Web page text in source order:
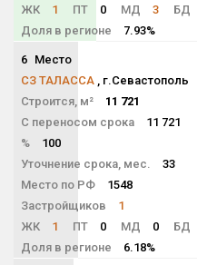
ЖК
1 ПТ 0 МД 3 БД
Доля в регионе
7.93%
6 Место
СЗ ТАЛАССА , г.Севастополь
Строится, м²
11 721
С переносом срока
11 721
%
100
Уточнение срока, мес.
33
Место по РФ
1548
Застройщиков
1
ЖК
1 ПТ 0 МД 0 БД
Доля в регионе
6.18%